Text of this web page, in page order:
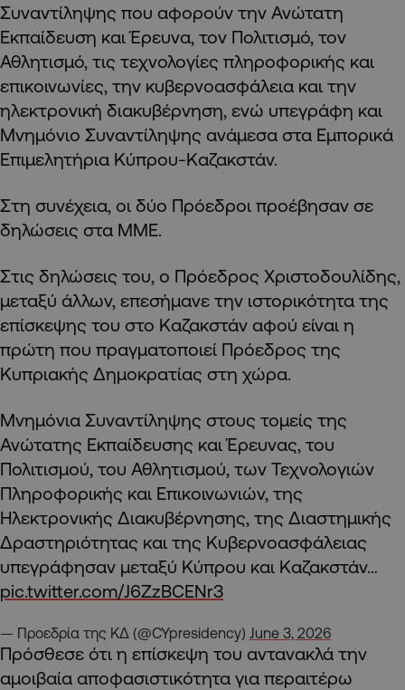
Συναντίληψης που αφορούν την Ανώτατη
Εκπαίδευση και Έρευνα, τον Πολιτισμό, τον
Αθλητισμό, τις τεχνολογίες πληροφορικής και
επικοινωνίες, την κυβερνοασφάλεια και την
ηλεκτρονική διακυβέρνηση, ενώ υπεγράφη και
Μνημόνιο Συναντίληψης ανάμεσα στα Εμπορικά
Επιμελητήρια Κύπρου-Καζακστάν.
Στη συνέχεια, οι δύο Πρόεδροι προέβησαν σε
δηλώσεις στα ΜΜΕ.
Στις δηλώσεις του, ο Πρόεδρος Χριστοδουλίδης,
μεταξύ άλλων, επεσήμανε την ιστορικότητα της
επίσκεψης του στο Καζακστάν αφού είναι η
πρώτη που πραγματοποιεί Πρόεδρος της
Κυπριακής Δημοκρατίας στη χώρα.
Μνημόνια Συναντίληψης στους τομείς της
Ανώτατης Εκπαίδευσης και Έρευνας, του
Πολιτισμού, του Αθλητισμού, των Τεχνολογιών
Πληροφορικής και Επικοινωνιών, της
Ηλεκτρονικής Διακυβέρνησης, της Διαστημικής
Δραστηριότητας και της Κυβερνοασφάλειας
υπεγράφησαν μεταξύ Κύπρου και Καζακστάν…
pic.twitter.com/J6ZzBCENr3
— Προεδρία της ΚΔ (@CYpresidency) June 3, 2026
Πρόσθεσε ότι η επίσκεψη του αντανακλά την
αμοιβαία αποφασιστικότητα για περαιτέρω